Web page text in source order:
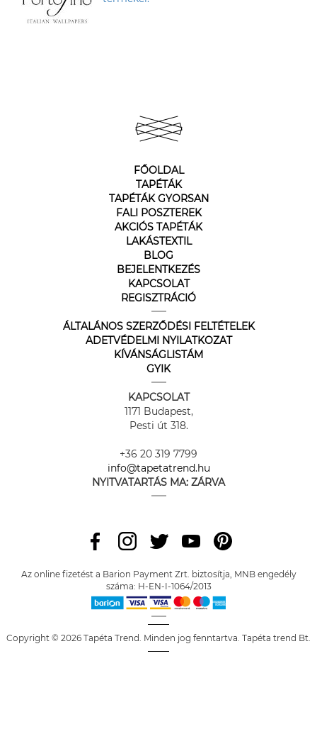
FŐOLDAL
TAPÉTÁK
TAPÉTÁK GYORSAN
FALI POSZTEREK
AKCIÓS TAPÉTÁK
LAKÁSTEXTIL
BLOG
BEJELENTKEZÉS
KAPCSOLAT
REGISZTRÁCIÓ
ÁLTALÁNOS SZERZŐDÉSI FELTÉTELEK
ADETVÉDELMI NYILATKOZAT
KÍVÁNSÁGLISTÁM
GYIK
KAPCSOLAT
1171 Budapest,
Pesti út 318.
+36 20 319 7799
info@tapetatrend.hu
NYITVATARTÁS MA: ZÁRVA
Az online fizetést a Barion Payment Zrt. biztosítja, MNB engedély
száma: H-EN-I-1064/2013
Copyright © 2026 Tapéta Trend. Minden jog fenntartva. Tapéta trend Bt.